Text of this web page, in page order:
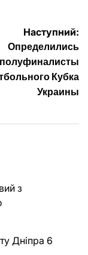
Наступний:
Определились
полуфиналисты
Кубка
Украины
з
Дніпра 6